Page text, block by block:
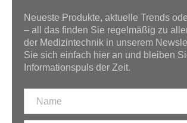
Neueste Produkte, aktuelle Trends
– all das finden Sie regelmäßig zu
der Medizintechnik in unserem
Sie sich einfach hier an und bleiben
Informationspuls der Zeit.